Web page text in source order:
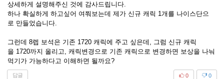
상세하게 설명해주신 것에 감사드립니다.
하나 확실하게 하고싶어 여쭤보는데 제가 신규 캐릭 1개를 나이스단으
로 만들었습니다.
그런데 8렙 보석은 기존 1720 캐릭에 주고 싶은데, 그럼 신규 캐릭
을 1720까지 올리고, 캐릭변경으로 기존 캐릭으로 변경하면 보상을 나눠
먹기가 가능하다고 이해하면 될까요?
답글 0
0